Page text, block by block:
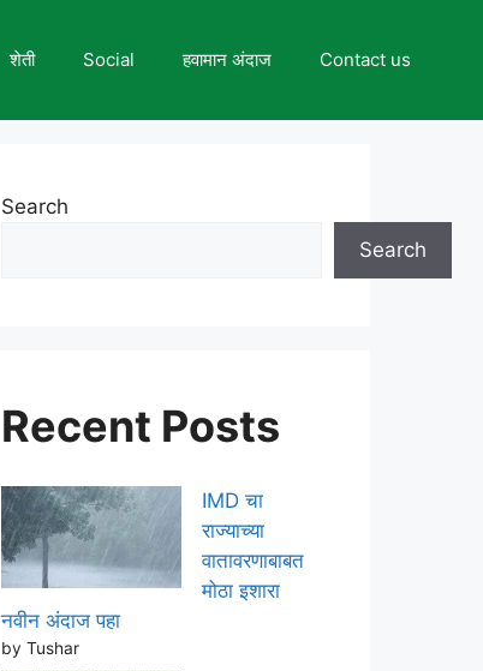
शेती Social हवामान अंदाज Contact us
Search
Search
Recent Posts
IMD चा
राज्याच्या
वातावरणाबाबत
मोठा इशारा
नवीन अंदाज पहा
by Tushar